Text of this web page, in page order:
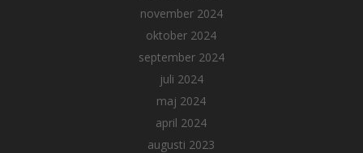
november 2024
oktober 2024
september 2024
juli 2024
maj 2024
april 2024
augusti 2023